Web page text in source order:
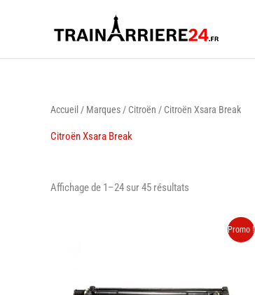
Accueil / Marques / Citroën / Citroën Xsara Break
Citroën Xsara Break
Affichage de 1–24 sur 45 résultats
décroissant
Promo !